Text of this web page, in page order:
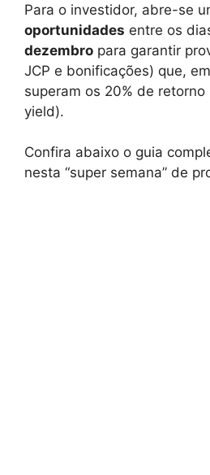
Para o investidor, abre-se
oportunidades entre os
dezembro para garantir
JCP e bonificações) que,
superam os 20% de
yield).
Confira abaixo o guia
nesta “super semana” de